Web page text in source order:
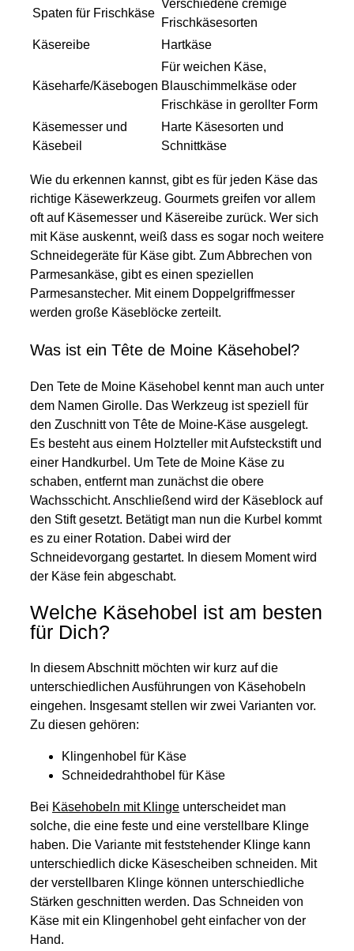
Spaten für Frischkäse
Verschiedene cremige
Frischkäsesorten
Käsereibe
Hartkäse
Käseharfe/Käsebogen
Für weichen Käse,
Blauschimmelkäse oder
Frischkäse in gerollter Form
Käsemesser und
Käsebeil
Harte Käsesorten und
Schnittkäse
Wie du erkennen kannst, gibt es für jeden Käse das
richtige Käsewerkzeug. Gourmets greifen vor allem
oft auf Käsemesser und Käsereibe zurück. Wer sich
mit Käse auskennt, weiß dass es sogar noch weitere
Schneidegeräte für Käse gibt. Zum Abbrechen von
Parmesankäse, gibt es einen speziellen
Parmesanstecher. Mit einem Doppelgriffmesser
werden große Käseblöcke zerteilt.
Was ist ein Tête de Moine Käsehobel?
Den Tete de Moine Käsehobel kennt man auch unter
dem Namen Girolle. Das Werkzeug ist speziell für
den Zuschnitt von Tête de Moine-Käse ausgelegt.
Es besteht aus einem Holzteller mit Aufsteckstift und
einer Handkurbel. Um Tete de Moine Käse zu
schaben, entfernt man zunächst die obere
Wachsschicht. Anschließend wird der Käseblock auf
den Stift gesetzt. Betätigt man nun die Kurbel kommt
es zu einer Rotation. Dabei wird der
Schneidevorgang gestartet. In diesem Moment wird
der Käse fein abgeschabt.
Welche Käsehobel ist am besten
für Dich?
In diesem Abschnitt möchten wir kurz auf die
unterschiedlichen Ausführungen von Käsehobeln
eingehen. Insgesamt stellen wir zwei Varianten vor.
Zu diesen gehören:
Klingenhobel für Käse
Schneidedrahthobel für Käse
Bei Käsehobeln mit Klinge unterscheidet man
solche, die eine feste und eine verstellbare Klinge
haben. Die Variante mit feststehender Klinge kann
unterschiedlich dicke Käsescheiben schneiden. Mit
der verstellbaren Klinge können unterschiedliche
Stärken geschnitten werden. Das Schneiden von
Käse mit ein Klingenhobel geht einfacher von der
Hand.